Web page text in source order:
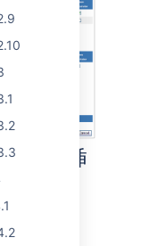
像の挿
付
of new